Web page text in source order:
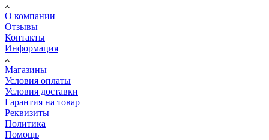
О компании
Отзывы
Контакты
Информация
Магазины
Условия оплаты
Условия доставки
Гарантия на товар
Реквизиты
Политика
Помощь